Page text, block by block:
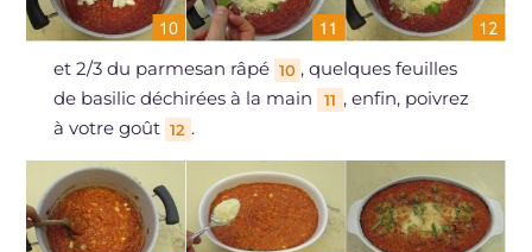
et 2/3 du parmesan râpé 10 , quelques feuilles
de basilic déchirées à la main
11 , enfin, poivrez
à votre goût 12 .